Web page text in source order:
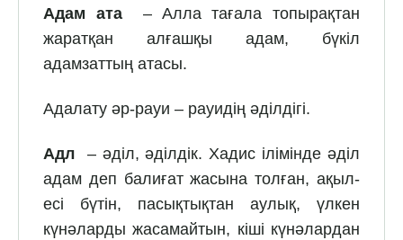
Адам ата– Алла тағала топырақтан
жаратқан алғашқы адам, бүкіл
адамзаттың атасы.
Адалату әр-рауи – рауидің әділдігі.
Адл – әділ, әділдік. Хадис ілімінде әділ
адам деп балиғат жасына толған, ақыл-
есі бүтін, пасықтықтан аулық, үлкен
күнәларды жасамайтын, кіші күнәлардан